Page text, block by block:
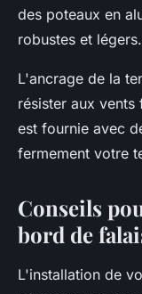
des poteaux en
robustes et légers.
L'ancrage de la
résister aux
est fournie avec
fermement votre
Conseils
bord de
L'installation de